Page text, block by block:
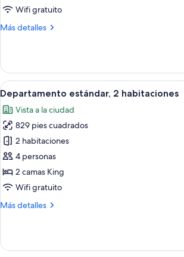
Wifi gratuito
Más detalles
Más
Abrir
todas
las
fotos
de
Departamento
estándar,
2
habitaciones
Una sala
6
Departamento estándar, 2 habitaciones
Vista a la ciudad
829 pies cuadrados
2 habitaciones
4 personas
2 camas King
Wifi gratuito
Más detalles
Más
estándar,